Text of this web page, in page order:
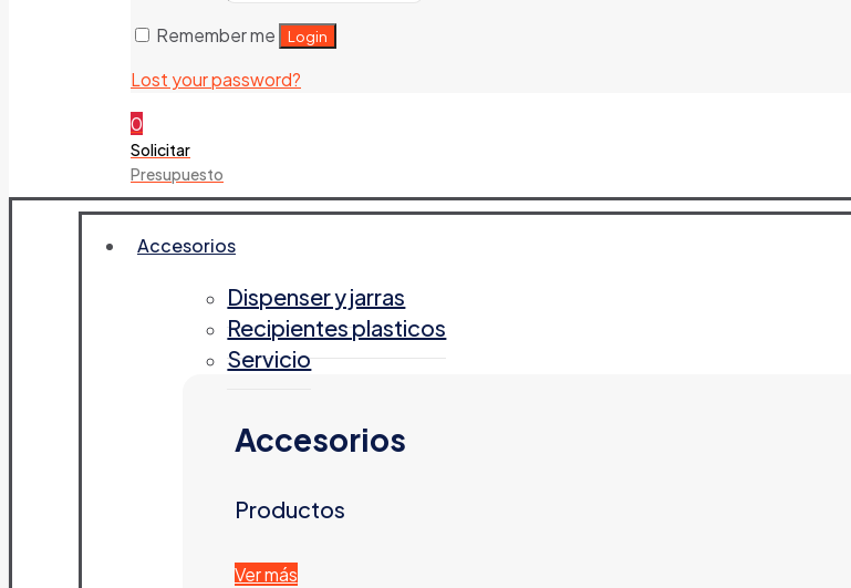
Remember me
Login
Lost your password?
0
Solicitar
Presupuesto
Accesorios
Dispenser y jarras
Recipientes plasticos
Servicio
Accesorios
Productos
Ver más